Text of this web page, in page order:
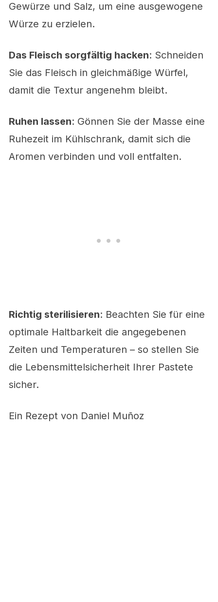
Gewürze und Salz, um eine ausgewogene
Würze zu erzielen.
Das Fleisch sorgfältig hacken: Schneiden
Sie das Fleisch in gleichmäßige Würfel,
damit die Textur angenehm bleibt.
Ruhen lassen: Gönnen Sie der Masse eine
Ruhezeit im Kühlschrank, damit sich die
Aromen verbinden und voll entfalten.
Richtig sterilisieren: Beachten Sie für eine
optimale Haltbarkeit die angegebenen
Zeiten und Temperaturen – so stellen Sie
die Lebensmittelsicherheit Ihrer Pastete
sicher.
Ein Rezept von Daniel Muñoz